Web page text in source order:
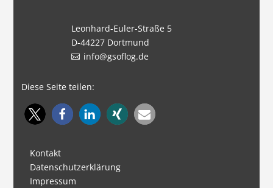
Leonhard-Euler-Straße 5
D-44227 Dortmund
info@gsoflog.de
Diese Seite teilen:
Kontakt
Datenschutzerklärung
Impressum